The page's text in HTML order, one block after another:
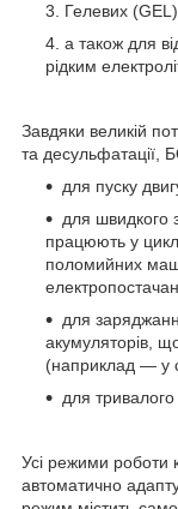
Гелевих
а також для
рідким
Завдяки великій
та десульфатації,
для пуску
для швидкого
працюють у
поломийних
для
акумуляторів,
(наприклад — у
для тривалого
Усі режими роботи
автоматично